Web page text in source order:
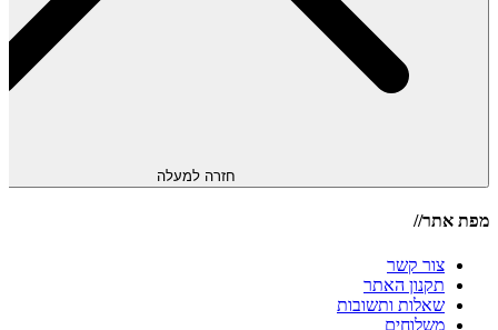
חזרה למעלה
מפת אתר//
צור קשר
תקנון האתר
שאלות ותשובות
משלוחים